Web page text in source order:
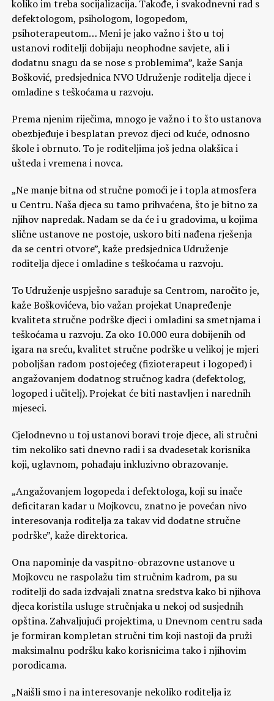
koliko im treba socijalizacija. Takođe, i svakodnevni rad s
defektologom, psihologom, logopedom,
psihoterapeutom… Meni je jako važno i što u toj
ustanovi roditelji dobijaju neophodne savjete, ali i
dodatnu snagu da se nose s problemima”, kaže Sanja
Bošković, predsjednica NVO Udruženje roditelja djece i
omladine s teškoćama u razvoju.
Prema njenim riječima, mnogo je važno i to što ustanova
obezbjeđuje i besplatan prevoz djeci od kuće, odnosno
škole i obrnuto. To je roditeljima još jedna olakšica i
ušteda i vremena i novca.
„Ne manje bitna od stručne pomoći je i topla atmosfera
u Centru. Naša djeca su tamo prihvaćena, što je bitno za
njihov napredak. Nadam se da će i u gradovima, u kojima
slične ustanove ne postoje, uskoro biti nađena rješenja
da se centri otvore”, kaže predsjednica Udruženje
roditelja djece i omladine s teškoćama u razvoju.
To Udruženje uspješno sarađuje sa Centrom, naročito je,
kaže Boškovićeva, bio važan projekat Unapređenje
kvaliteta stručne podrške djeci i omladini sa smetnjama i
teškoćama u razvoju. Za oko 10.000 eura dobijenih od
igara na sreću, kvalitet stručne podrške u velikoj je mjeri
poboljšan radom postojećeg (fizioterapeut i logoped) i
angažovanjem dodatnog stručnog kadra (defektolog,
logoped i učitelj). Projekat će biti nastavljen i narednih
mjeseci.
Cjelodnevno u toj ustanovi boravi troje djece, ali stručni
tim nekoliko sati dnevno radi i sa dvadesetak korisnika
koji, uglavnom, pohađaju inkluzivno obrazovanje.
„Angažovanjem logopeda i defektologa, koji su inače
deficitaran kadar u Mojkovcu, znatno je povećan nivo
interesovanja roditelja za takav vid dodatne stručne
podrške”, kaže direktorica.
Ona napominje da vaspitno-obrazovne ustanove u
Mojkovcu ne raspolažu tim stručnim kadrom, pa su
roditelji do sada izdvajali znatna sredstva kako bi njihova
djeca koristila usluge stručnjaka u nekoj od susjednih
opština. Zahvaljujući projektima, u Dnevnom centru sada
je formiran kompletan stručni tim koji nastoji da pruži
maksimalnu podršku kako korisnicima tako i njihovim
porodicama.
„Naišli smo i na interesovanje nekoliko roditelja iz